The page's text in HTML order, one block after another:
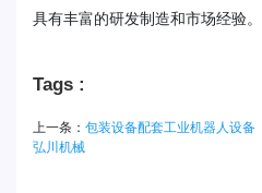
具有丰富的研发制造和市场经验。
Tags :
上一条： 包装设备配套工业机器人设备
弘川机械